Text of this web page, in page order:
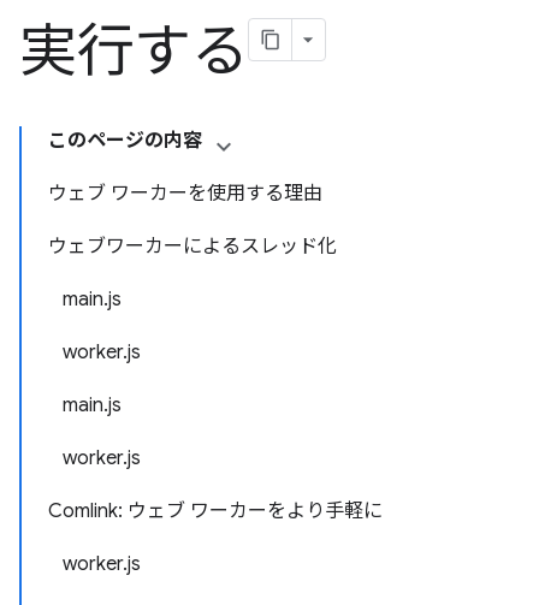
実行する
このページの内容
ウェブ ワーカーを使用する理由
ウェブワーカーによるスレッド化
main.js
worker.js
main.js
worker.js
Comlink: ウェブ ワーカーをより手軽に
worker.js